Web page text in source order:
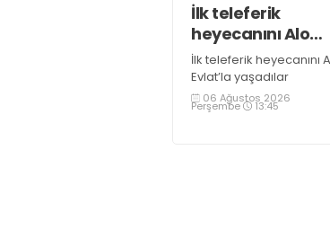
İlk teleferik
heyecanını Alo
Evlat’la
İlk teleferik heyecanını
Evlat’la yaşadılar
06 Ağustos 2026
Perşembe 13:45